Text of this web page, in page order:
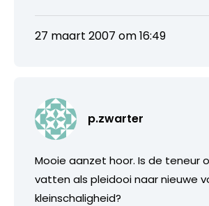
27 maart 2007 om 16:49
p.zwarter
Mooie aanzet hoor. Is de teneur
vatten als pleidooi naar nieuwe
kleinschaligheid?